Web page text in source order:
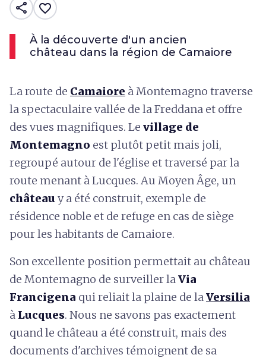
share favorite_border
À la découverte d'un ancien
château dans la région de Camaiore
La route de Camaiore à Montemagno traverse
la spectaculaire vallée de la Freddana et offre
des vues magnifiques. Le village de
Montemagno est plutôt petit mais joli,
regroupé autour de l'église et traversé par la
route menant à Lucques. Au Moyen Âge, un
château y a été construit, exemple de
résidence noble et de refuge en cas de siège
pour les habitants de Camaiore.
Son excellente position permettait au château
de Montemagno de surveiller laVia
Francigena qui reliait la plaine de laVersilia
à Lucques. Nous ne savons pas exactement
quand le château a été construit, mais des
documents d'archives témoignent de sa